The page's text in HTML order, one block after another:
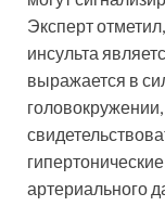
Эксперт
инсульта
выражается в
артериального